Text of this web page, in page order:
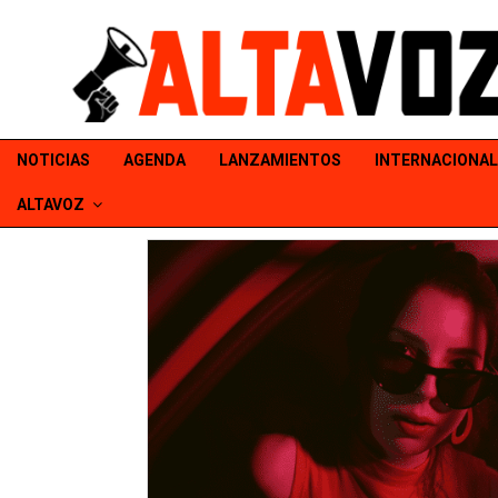
NOTICIAS AGENDA LANZAMIENTOS INTERNACIONAL
ALTAVOZ